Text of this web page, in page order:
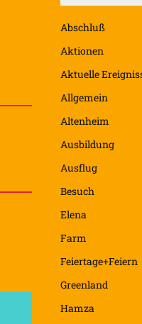
Abschluß
Aktionen
Aktuelle
Allgemein
Altenheim
Ausbildung
Ausflug
Besuch
Elena
Farm
Feiertage+Feiern
Greenland
Hamza